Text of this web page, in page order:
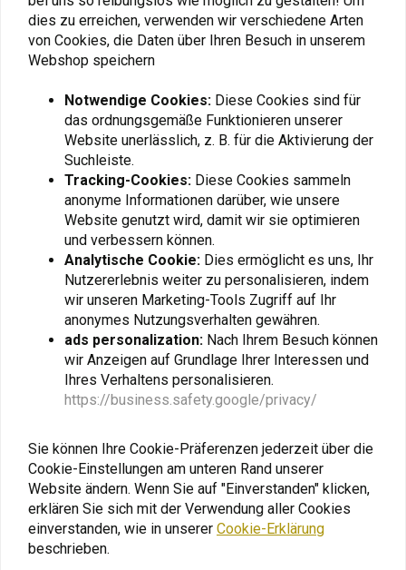
Ähnliche Produkte
BEL-RAY
Getriebeschoner 85W-140
€14,90
BEL-RAY
Big Twin TRANS-Öl | 1
€16,95
Mehr laden
dies zu erreichen, verwenden wir verschiedene Arten
von Cookies, die Daten über Ihren Besuch in unserem
Webshop speichern
Notwendige Cookies: Diese Cookies sind für
das ordnungsgemäße Funktionieren unserer
Website unerlässlich, z. B. für die Aktivierung der
Suchleiste.
Tracking-Cookies: Diese Cookies sammeln
anonyme Informationen darüber, wie unsere
Website genutzt wird, damit wir sie optimieren
und verbessern können.
Analytische Cookie: Dies ermöglicht es uns, Ihr
Nutzererlebnis weiter zu personalisieren, indem
wir unseren Marketing-Tools Zugriff auf Ihr
anonymes Nutzungsverhalten gewähren.
ads personalization: Nach Ihrem Besuch können
wir Anzeigen auf Grundlage Ihrer Interessen und
Ihres Verhaltens personalisieren.
https://business.safety.google/privacy/
Sie können Ihre Cookie-Präferenzen jederzeit über die
Cookie-Einstellungen am unteren Rand unserer
Website ändern. Wenn Sie auf "Einverstanden" klicken,
erklären Sie sich mit der Verwendung aller Cookies
einverstanden, wie in unserer Cookie-Erklärung
beschrieben.